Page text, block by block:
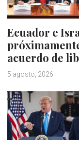
Ecuador e
acuerdo de
5 agosto, 2026